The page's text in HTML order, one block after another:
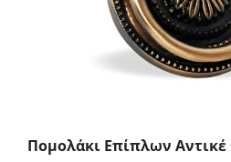
Πομολάκι Επίπλων Αντικέ